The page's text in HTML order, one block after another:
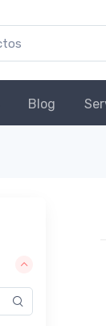
Blog